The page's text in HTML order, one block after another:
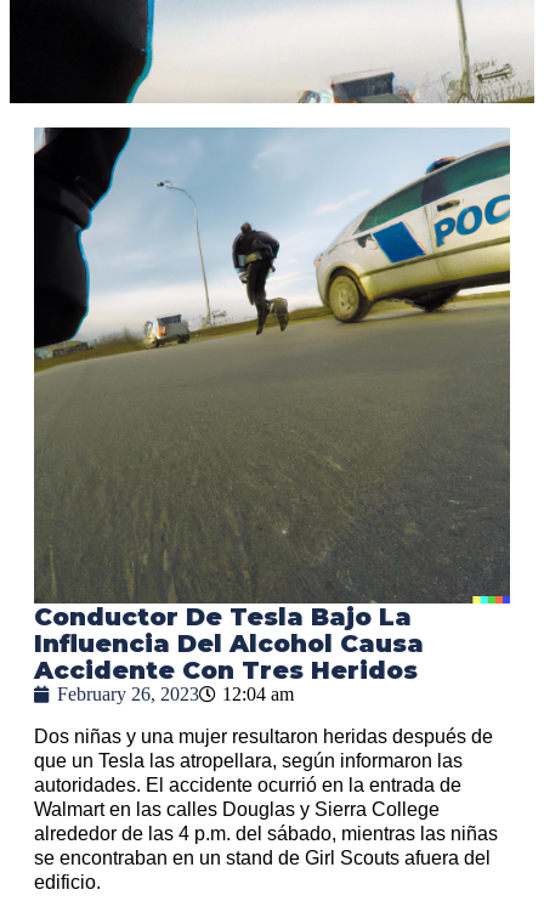
Conductor De Tesla Bajo La
Influencia Del Alcohol Causa
Accidente Con Tres Heridos
February 26, 2023 12:04 am
Dos niñas y una mujer resultaron heridas después de
que un Tesla las atropellara, según informaron las
autoridades. El accidente ocurrió en la entrada de
Walmart en las calles Douglas y Sierra College
alrededor de las 4 p.m. del sábado, mientras las niñas
se encontraban en un stand de Girl Scouts afuera del
edificio.